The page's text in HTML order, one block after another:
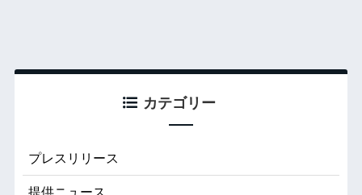
カテゴリー
プレスリリース